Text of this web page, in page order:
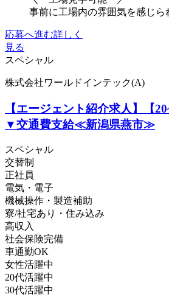
事前に工場内の雰囲気を感じ
応募へ進む詳しく
見る
スペシャル
株式会社ワールドインテック(A)
【エージェント紹介求人】
▼交通費支給≪新潟県燕市≫
スペシャル
交替制
正社員
電気・電子
機械操作・製造補助
寮/社宅あり・住み込み
高収入
社会保険完備
車通勤OK
女性活躍中
20代活躍中
30代活躍中